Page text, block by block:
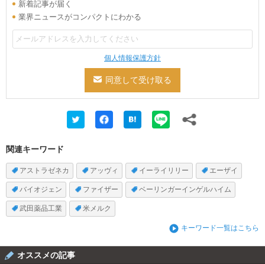
新着記事が届く
業界ニュースがコンパクトにわかる
個人情報保護方針
関連キーワード
アストラゼネカ アッヴィ イーライリリー エーザイ
バイオジェン ファイザー ベーリンガーインゲルハイム
武田薬品工業 米メルク
キーワード一覧はこちら
オススメの記事